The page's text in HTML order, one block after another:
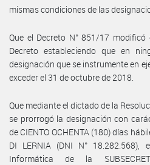
mismas condiciones de las
Que el Decreto N° 851/17
Decreto estableciendo que en
designación que se instrumente en
exceder el 31 de octubre de 2018.
Que mediante el dictado de la
se prorrogó la designación con
de CIENTO OCHENTA (180) días
DI LERNIA (DNI N°
Informática de la